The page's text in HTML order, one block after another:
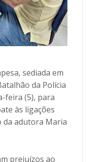
sediada em
da Polícia
feira (5), para
às ligações
da adutora Maria
prejuízos ao